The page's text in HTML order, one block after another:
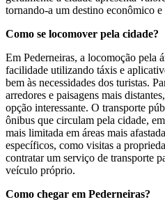
tornando-a um destino econômico e
Como se locomover pela cidade?
Em Pederneiras, a locomoção pela
facilidade utilizando táxis e
bem às necessidades dos turistas.
arredores e paisagens mais
opção interessante. O transporte
ônibus que circulam pela cidade,
mais limitada em áreas mais
específicos, como visitas a
contratar um serviço de transporte
veículo próprio.
Como chegar em Pederneiras?